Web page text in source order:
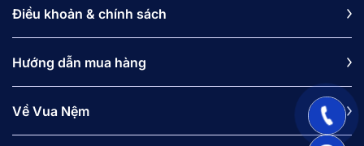
Điều khoản & chính sách
Hướng dẫn mua hàng
Về Vua Nệm